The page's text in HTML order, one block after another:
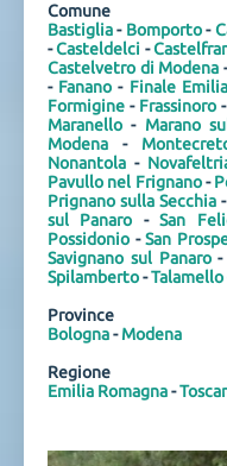
Comune
Bastiglia- Bomporto-
-Casteldelci -
Castelvetro di Modena
- Fanano - Finale Emilia
Formigine - Frassinoro-
Maranello - Marano
Modena -
Nonantola -
Pavullo nel Frignano-
Prignano sulla Secchia -
sul Panaro -San
Possidonio -San
Savignano sul Panaro
Spilamberto-Talamello
Province
Bologna-Modena
Regione
Emilia Romagna-